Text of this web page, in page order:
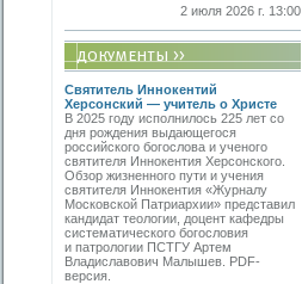
2 июля 2026 г. 13:00
Святитель Иннокентий
Херсонский — учитель о Христе
В 2025 году исполнилось 225 лет со
дня рождения выдающегося
российского богослова и ученого
святителя Иннокентия Херсонского.
Обзор жизненного пути и учения
святителя Иннокентия «Журналу
Московской Патриархии» представил
кандидат теологии, доцент кафедры
систематического богословия
и патрологии ПСТГУ Артем
Владиславович Малышев. PDF-
версия.